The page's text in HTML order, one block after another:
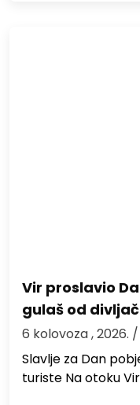
Vir proslavio
gulaš od
6 kolovoza , 2026. /
Slavlje za Dan
turiste Na otoku